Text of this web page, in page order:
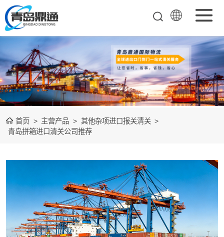
首页 > 主营产品 > 其他杂项进口报关清关 >
青岛拼箱进口清关公司推荐
矿产品进口报关
清关
农副产品进口报
关清关
水产冻品进口报
关
化妆品进口报关
其他杂项进口报
关清关